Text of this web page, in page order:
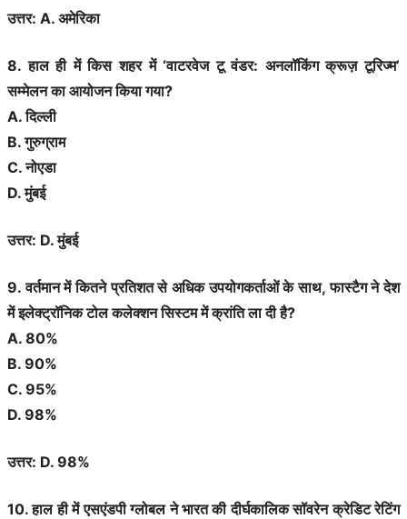
उत्तर: A. अमेरिका
8. हाल ही में किस शहर में ‘वाटरवेज टू वंडर: अनलॉकिंग क्रूज़ टूरिज्म’
सम्मेलन का आयोजन किया गया?
A. दिल्ली
B. गुरुग्राम
C. नोएडा
D. मुंबई
उत्तर: D. मुंबई
9. वर्तमान में कितने प्रतिशत से अधिक उपयोगकर्ताओं के साथ, फास्टैग ने देश
में इलेक्ट्रॉनिक टोल कलेक्शन सिस्टम में क्रांति ला दी है?
A. 80%
B. 90%
C. 95%
D. 98%
उत्तर: D. 98%
10. हाल ही में एसएंडपी ग्लोबल ने भारत की दीर्घकालिक सॉवरेन क्रेडिट रेटिंग